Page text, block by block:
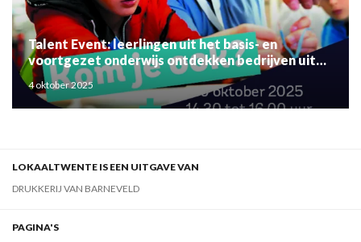
Talent Event: leerlingen uit het basis- en
voortgezet onderwijs ontdekken bedrijven uit
de regio
4 oktober 2025
LOKAALTWENTE IS EEN UITGAVE VAN
DRUKKERIJ VAN BARNEVELD
PAGINA'S